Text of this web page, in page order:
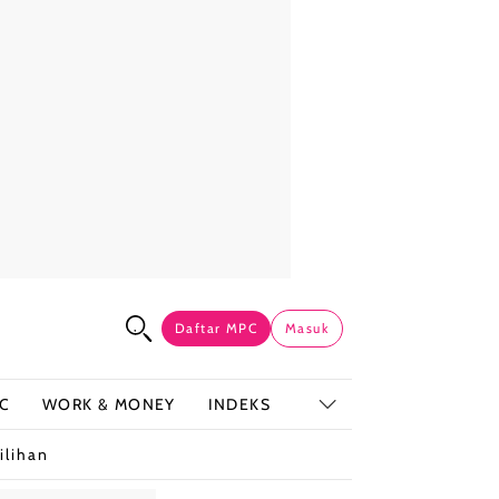
Daftar MPC Masuk
WORK & MONEY INDEKS